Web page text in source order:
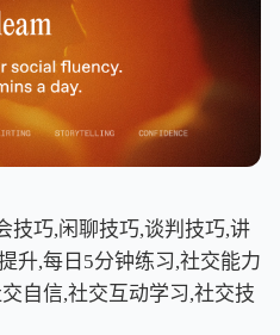
技巧,闲聊技巧,谈判技巧,讲
升,每日5分钟练习,社交能力
自信,社交互动学习,社交技